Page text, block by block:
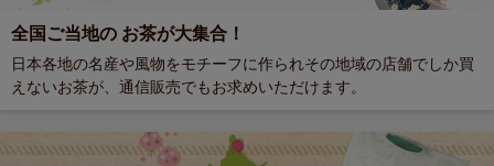
全国ご当地の お茶が大集合！
日本各地の名産や風物をモチーフに作られその地域の店舗でしか買
えないお茶が、通信販売でもお求めいただけます。